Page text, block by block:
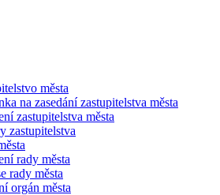
města
na zasedání zastupitelstva města
zastupitelstva města
zastupitelstva
rady města
rady města
orgán města